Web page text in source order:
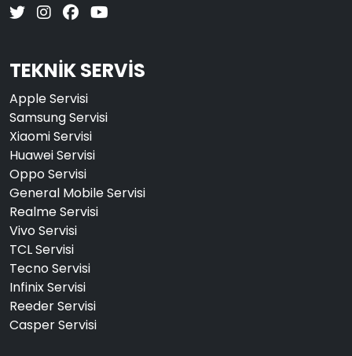
TEKNİK SERVİS
Apple Servisi
Samsung Servisi
Xiaomi Servisi
Huawei Servisi
Oppo Servisi
General Mobile Servisi
Realme Servisi
Vivo Servisi
TCL Servisi
Tecno Servisi
Infinix Servisi
Reeder Servisi
Casper Servisi